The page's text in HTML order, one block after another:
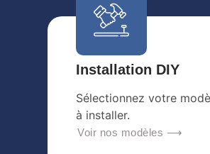
Installation DIY
Sélectionnez votre
à installer.
Voir nos modèles ⟶